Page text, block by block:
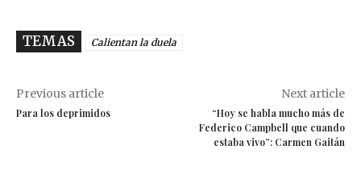
TEMAS Calientan la duela
Previous article
Para los deprimidos
Next article
“Hoy se habla mucho más de
Federico Campbell que cuando
estaba vivo”: Carmen Gaitán